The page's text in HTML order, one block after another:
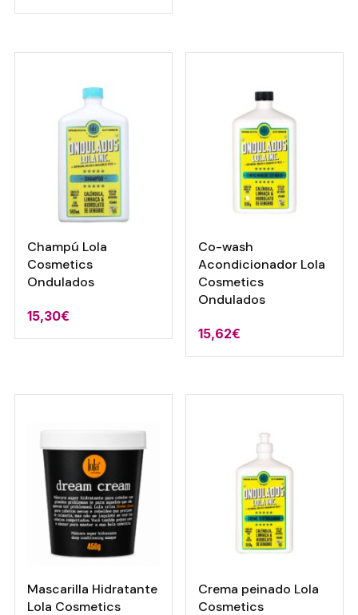
Champú Lola
Cosmetics
Ondulados
15,30€
Co-wash
Acondicionador Lola
Cosmetics
Ondulados
15,62€
Mascarilla Hidratante
Lola Cosmetics
Crema peinado Lola
Cosmetics